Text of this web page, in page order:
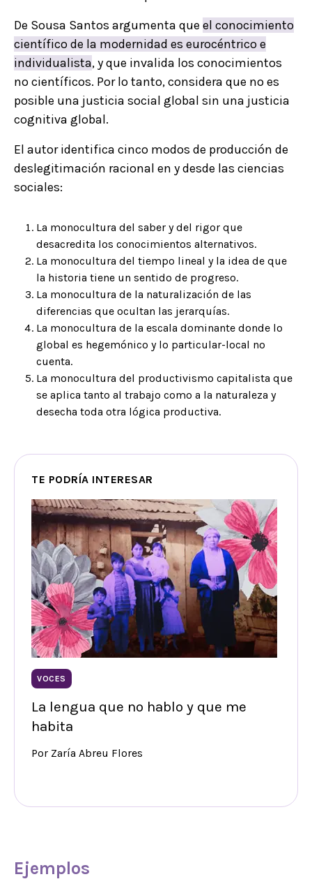
De Sousa Santos argumenta que el conocimiento
científico de la modernidad es eurocéntrico e
individualista, y que invalida los conocimientos
no científicos. Por lo tanto, considera que no es
posible una justicia social global sin una justicia
cognitiva global.
El autor identifica cinco modos de producción de
deslegitimación racional en y desde las ciencias
sociales:
La monocultura del saber y del rigor que
desacredita los conocimientos alternativos.
La monocultura del tiempo lineal y la idea de que
la historia tiene un sentido de progreso.
La monocultura de la naturalización de las
diferencias que ocultan las jerarquías.
La monocultura de la escala dominante donde lo
global es hegemónico y lo particular-local no
cuenta.
La monocultura del productivismo capitalista que
se aplica tanto al trabajo como a la naturaleza y
desecha toda otra lógica productiva.
TE PODRÍA INTERESAR
VOCES
La lengua que no hablo y que me
habita
Por Zaría Abreu Flores
Ejemplos